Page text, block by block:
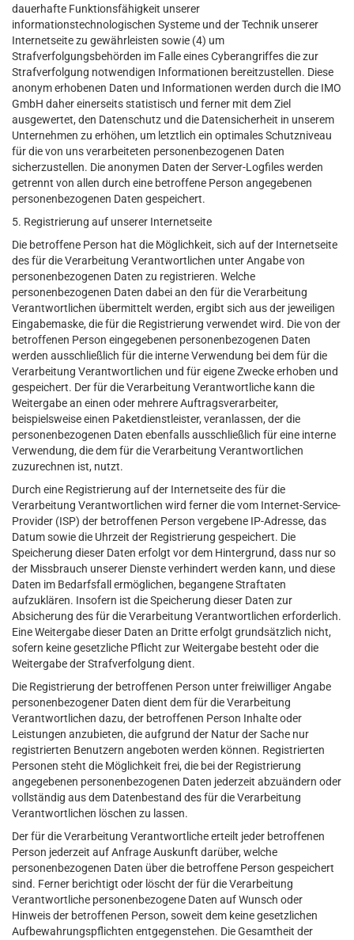
dauerhafte Funktionsfähigkeit unserer
informationstechnologischen Systeme und der Technik unserer
Internetseite zu gewährleisten sowie (4) um
Strafverfolgungsbehörden im Falle eines Cyberangriffes die zur
Strafverfolgung notwendigen Informationen bereitzustellen. Diese
anonym erhobenen Daten und Informationen werden durch die IMO
GmbH daher einerseits statistisch und ferner mit dem Ziel
ausgewertet, den Datenschutz und die Datensicherheit in unserem
Unternehmen zu erhöhen, um letztlich ein optimales Schutzniveau
für die von uns verarbeiteten personenbezogenen Daten
sicherzustellen. Die anonymen Daten der Server-Logfiles werden
getrennt von allen durch eine betroffene Person angegebenen
personenbezogenen Daten gespeichert.
5. Registrierung auf unserer Internetseite
Die betroffene Person hat die Möglichkeit, sich auf der Internetseite
des für die Verarbeitung Verantwortlichen unter Angabe von
personenbezogenen Daten zu registrieren. Welche
personenbezogenen Daten dabei an den für die Verarbeitung
Verantwortlichen übermittelt werden, ergibt sich aus der jeweiligen
Eingabemaske, die für die Registrierung verwendet wird. Die von der
betroffenen Person eingegebenen personenbezogenen Daten
werden ausschließlich für die interne Verwendung bei dem für die
Verarbeitung Verantwortlichen und für eigene Zwecke erhoben und
gespeichert. Der für die Verarbeitung Verantwortliche kann die
Weitergabe an einen oder mehrere Auftragsverarbeiter,
beispielsweise einen Paketdienstleister, veranlassen, der die
personenbezogenen Daten ebenfalls ausschließlich für eine interne
Verwendung, die dem für die Verarbeitung Verantwortlichen
zuzurechnen ist, nutzt.
Durch eine Registrierung auf der Internetseite des für die
Verarbeitung Verantwortlichen wird ferner die vom Internet-Service-
Provider (ISP) der betroffenen Person vergebene IP-Adresse, das
Datum sowie die Uhrzeit der Registrierung gespeichert. Die
Speicherung dieser Daten erfolgt vor dem Hintergrund, dass nur so
der Missbrauch unserer Dienste verhindert werden kann, und diese
Daten im Bedarfsfall ermöglichen, begangene Straftaten
aufzuklären. Insofern ist die Speicherung dieser Daten zur
Absicherung des für die Verarbeitung Verantwortlichen erforderlich.
Eine Weitergabe dieser Daten an Dritte erfolgt grundsätzlich nicht,
sofern keine gesetzliche Pflicht zur Weitergabe besteht oder die
Weitergabe der Strafverfolgung dient.
Die Registrierung der betroffenen Person unter freiwilliger Angabe
personenbezogener Daten dient dem für die Verarbeitung
Verantwortlichen dazu, der betroffenen Person Inhalte oder
Leistungen anzubieten, die aufgrund der Natur der Sache nur
registrierten Benutzern angeboten werden können. Registrierten
Personen steht die Möglichkeit frei, die bei der Registrierung
angegebenen personenbezogenen Daten jederzeit abzuändern oder
vollständig aus dem Datenbestand des für die Verarbeitung
Verantwortlichen löschen zu lassen.
Der für die Verarbeitung Verantwortliche erteilt jeder betroffenen
Person jederzeit auf Anfrage Auskunft darüber, welche
personenbezogenen Daten über die betroffene Person gespeichert
sind. Ferner berichtigt oder löscht der für die Verarbeitung
Verantwortliche personenbezogene Daten auf Wunsch oder
Hinweis der betroffenen Person, soweit dem keine gesetzlichen
Aufbewahrungspflichten entgegenstehen. Die Gesamtheit der